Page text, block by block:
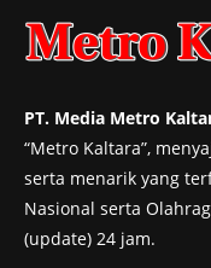
PT. Media Metro
“Metro Kaltara”,
serta menarik yang
Nasional serta
(update) 24 jam.